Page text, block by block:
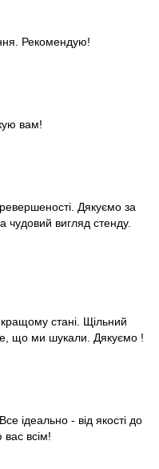
Рекомендую!
вам!
Дякуємо за
чудовий вигляд стенду.
стані. Щільний
що ми шукали. Дякуємо !
ідеально - від якості до
всім!